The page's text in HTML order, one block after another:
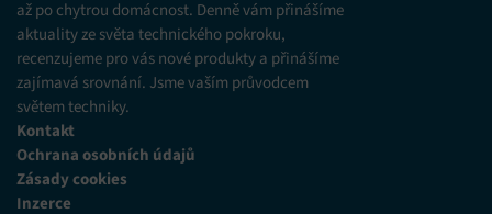
Marketing
Ukládání a/nebo přístup k informacím v zařízení, Použití
omezených údajů k výběru reklam, Vytváření profilů pro
personalizovanou reklamu, Používání profilů k výběru
personalizované reklamy, Vytváření profilů pro
personalizovaný obsah, Používání profilů pro výběr
personalizovaného obsahu, Použití omezených údajů k výběru
obsahu.
až po chytrou domácnost. Denně vám přinášíme
aktuality ze světa technického pokroku,
recenzujeme pro vás nové produkty a přinášíme
zajímavá srovnání. Jsme vaším průvodcem
světem techniky.
Kontakt
Ochrana osobních údajů
Zásady cookies
Inzerce